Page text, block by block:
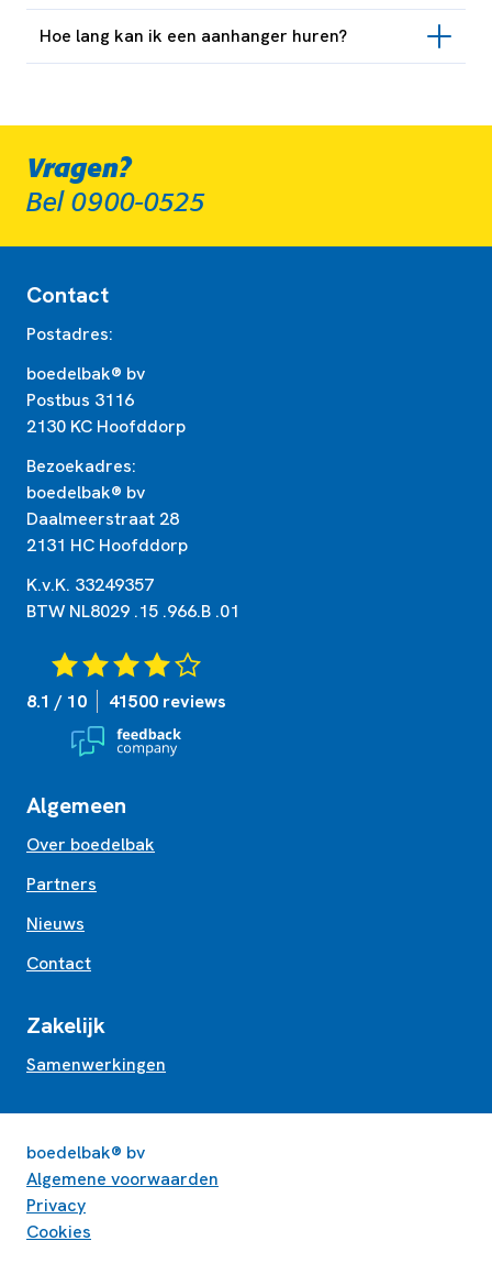
Hoe lang kan ik een aanhanger huren?
Vragen?
Bel 0900-0525
Contact
Postadres:
boedelbak® bv
Postbus 3116
2130 KC Hoofddorp
Bezoekadres:
boedelbak® bv
Daalmeerstraat 28
2131 HC Hoofddorp
K.v.K. 33249357
BTW NL8029 .15 .966.B .01
8.1 / 10 41500 reviews
Algemeen
Over boedelbak
Partners
Nieuws
Contact
Zakelijk
Samenwerkingen
boedelbak® bv
Algemene voorwaarden
Privacy
Cookies